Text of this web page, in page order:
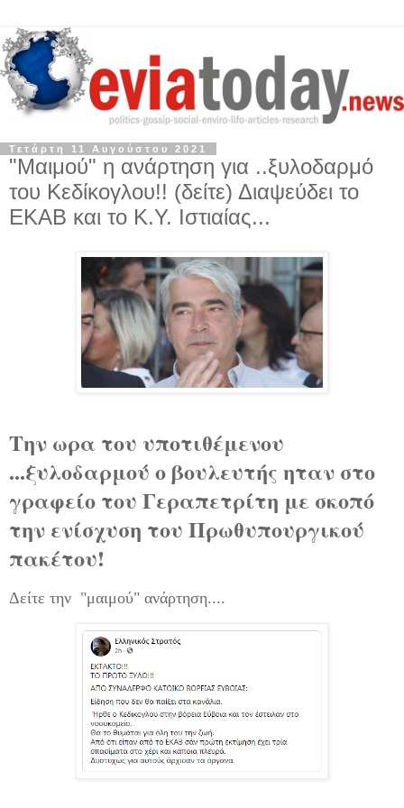
Τετάρτη 11 Αυγούστου 2021
"Μαιμού" η ανάρτηση για ..ξυλοδαρμό
του Κεδίκογλου!! (δείτε) Διαψεύδει το
ΕΚΑΒ και το Κ.Υ. Ιστιαίας...
Την ωρα του υποτιθέμενου
...ξυλοδαρμού ο βουλευτής ηταν στο
γραφείο του Γεραπετρίτη με σκοπό
την ενίσχυση του Πρωθυπουργικού
πακέτου!
Δείτε την "μαιμού" ανάρτηση....